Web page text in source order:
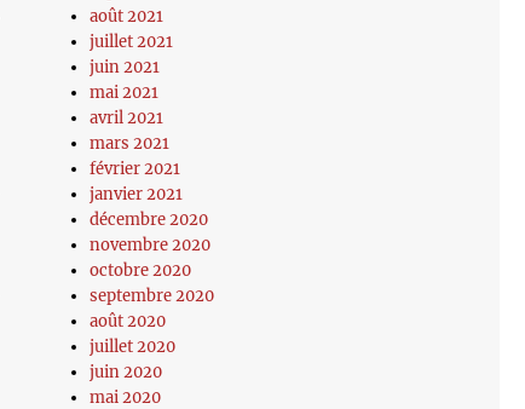
août 2021
juillet 2021
juin 2021
mai 2021
avril 2021
mars 2021
février 2021
janvier 2021
décembre 2020
novembre 2020
octobre 2020
septembre 2020
août 2020
juillet 2020
juin 2020
mai 2020